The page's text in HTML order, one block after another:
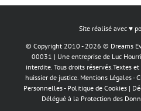
Site réalisé avec ♥
© Copyright 2010 - 2026 © Dreams
00031 | Une entreprise de Luc
interdite. Tous droits réservés.Textes
huissier de justice. Mentions Légales-
Personnelles- Politique de Cookies|
Délégué à la Protection des